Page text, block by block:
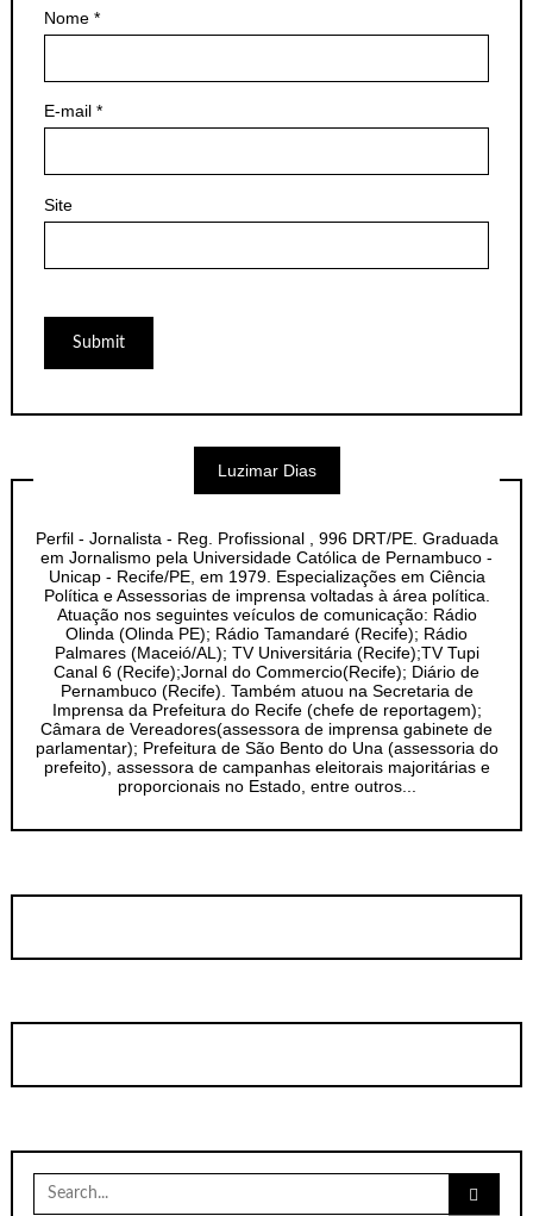
Nome *
E-mail *
Site
Luzimar Dias
Perfil - Jornalista - Reg. Profissional , 996 DRT/PE. Graduada
em Jornalismo pela Universidade Católica de Pernambuco -
Unicap - Recife/PE, em 1979. Especializações em Ciência
Política e Assessorias de imprensa voltadas à área política.
Atuação nos seguintes veículos de comunicação: Rádio
Olinda (Olinda PE); Rádio Tamandaré (Recife); Rádio
Palmares (Maceió/AL); TV Universitária (Recife);TV Tupi
Canal 6 (Recife);Jornal do Commercio(Recife); Diário de
Pernambuco (Recife). Também atuou na Secretaria de
Imprensa da Prefeitura do Recife (chefe de reportagem);
Câmara de Vereadores(assessora de imprensa gabinete de
parlamentar); Prefeitura de São Bento do Una (assessoria do
prefeito), assessora de campanhas eleitorais majoritárias e
proporcionais no Estado, entre outros...
Search
for: